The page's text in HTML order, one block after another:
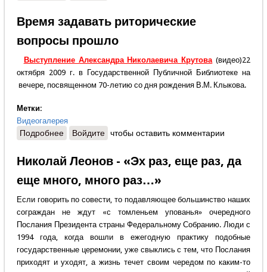
Даниила Сысоева
Время задавать риторические
вопросы прошло
Выступление Александра Николаевича Крутова(видео)22
октября 2009 г. в Государственной Публичной Библиотеке на
вечере, посвященном 70-летию со дня рождения В.М. Клыкова.
Метки:
Видеогалерея
Подробнеео Время задавать риторические вопросы прошло
Войдите чтобы оставить комментарии
Николай Леонов - «Эх раз, еще раз, да
еще много, много раз…»
Если говорить по совести, то подавляющее большинство наших
сограждан не ждут «с томленьем упованья» очередного
Послания Президента страны Федеральному Собранию. Люди с
1994 года, когда вошли в ежегодную практику подобные
государственные церемонии, уже свыклись с тем, что Послания
приходят и уходят, а жизнь течет своим чередом по каким-то